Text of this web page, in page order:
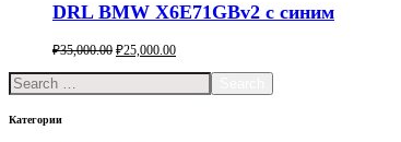
DRL BMW X6E71GBv2 с синим
₽35,000.00 ₽25,000.00
Категории